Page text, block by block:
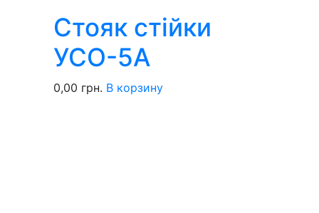
Стояк стійки
УСО-5А
0,00 грн. В корзину